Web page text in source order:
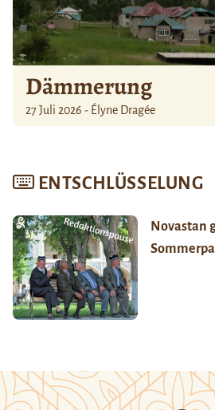
Dämmerung
27 Juli 2026 - Élyne Dragée
ENTSCHLÜSSELUNG
Novastan